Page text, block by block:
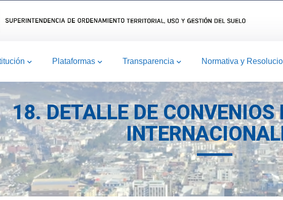
Plataformas Transparencia Normativa y
18. DETALLE DE CONVENIOS